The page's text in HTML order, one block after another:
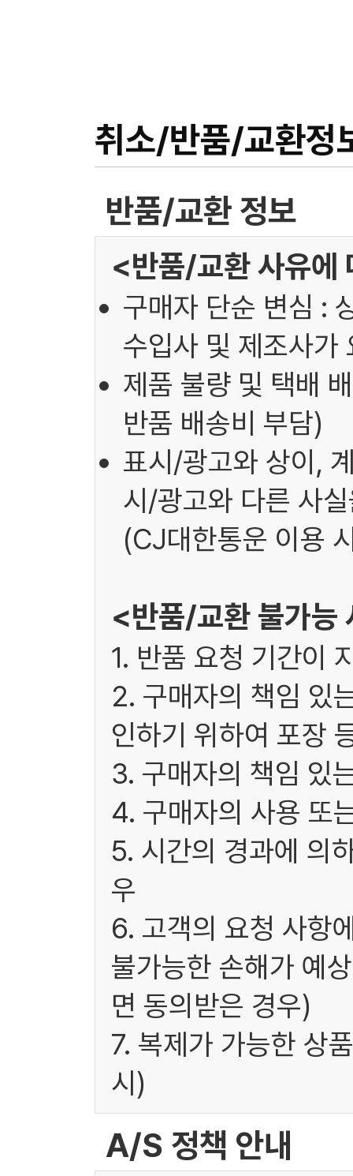
취소/반품/교환정
반품/교환 정보
<반품/교환 사유에
구매자 단순 변심 :
수입사 및 제조사가
제품 불량 및 택배
반품 배송비 부담)
표시/광고와 상이,
시/광고와 다른 사
(CJ대한통운 이용
<반품/교환 불가능
1. 반품 요청 기간이
2. 구매자의 책임 있
인하기 위하여 포장
3. 구매자의 책임 있
4. 구매자의 사용 또
5. 시간의 경과에 의
우
6. 고객의 요청 사항
불가능한 손해가 예
면 동의받은 경우)
7. 복제가 가능한 상
시)
A/S 정책 안내